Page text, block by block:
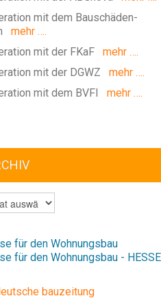
mit dem Bauschäden-
mehr ….
mit der FKaFmehr ….
mit der DGWZ mehr ….
mit dem BVFI mehr ….
für den Wohnungsbau
für den Wohnungsbau -
bauzeitung